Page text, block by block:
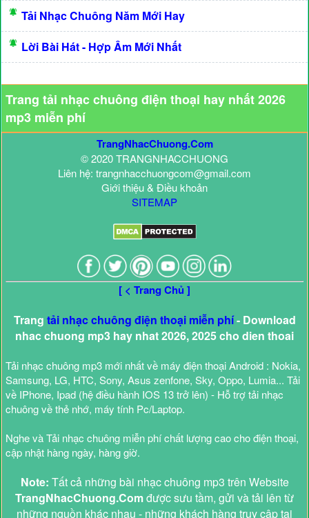
Tải Nhạc Chuông Năm Mới Hay
Lời Bài Hát - Hợp Âm Mới Nhất
Trang tải nhạc chuông điện thoại hay nhất 2026
mp3 miễn phí
TrangNhacChuong.Com
© 2020 TRANGNHACCHUONG
Liên hệ: trangnhacchuongcom@gmail.com
Giới thiệu & Điều khoản
SITEMAP
[ < Trang Chủ ]
Trang tải nhạc chuông điện thoại miễn phí- Download
nhac chuong mp3 hay nhat 2026, 2025 cho dien thoai
Tải nhạc chuông mp3 mới nhất về máy điện thoại Android : Nokia,
Samsung, LG, HTC, Sony, Asus zenfone, Sky, Oppo, Lumia... Tải
về IPhone, Ipad (hệ điều hành IOS 13 trở lên) - Hỗ trợ tải nhạc
chuông về thẻ nhớ, máy tính Pc/Laptop.
Nghe và Tải nhạc chuông miễn phí chất lượng cao cho điện thoại,
cập nhật hàng ngày, hàng giờ.
Note: Tất cả những bài nhạc chuông mp3 trên Website
TrangNhacChuong.Comđược sưu tầm, gửi và tải lên từ
những nguồn khác nhau - những khách hàng truy cập tại